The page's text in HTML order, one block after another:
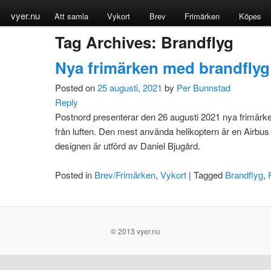
vyer.nu Att samla Vykort Brev Frimärken Köpes
Tag Archives: Brandflyg
Nya frimärken med brandflyg
Posted on25 augusti, 2021 by Per Bunnstad
Reply
Postnord presenterar den 26 augusti 2021 nya
från luften. Den mest använda helikoptern är en
designen är utförd av Daniel Bjugård.
Posted in Brev/Frimärken, Vykort | Tagged Brandflyg,
© 2013 vyer.nu